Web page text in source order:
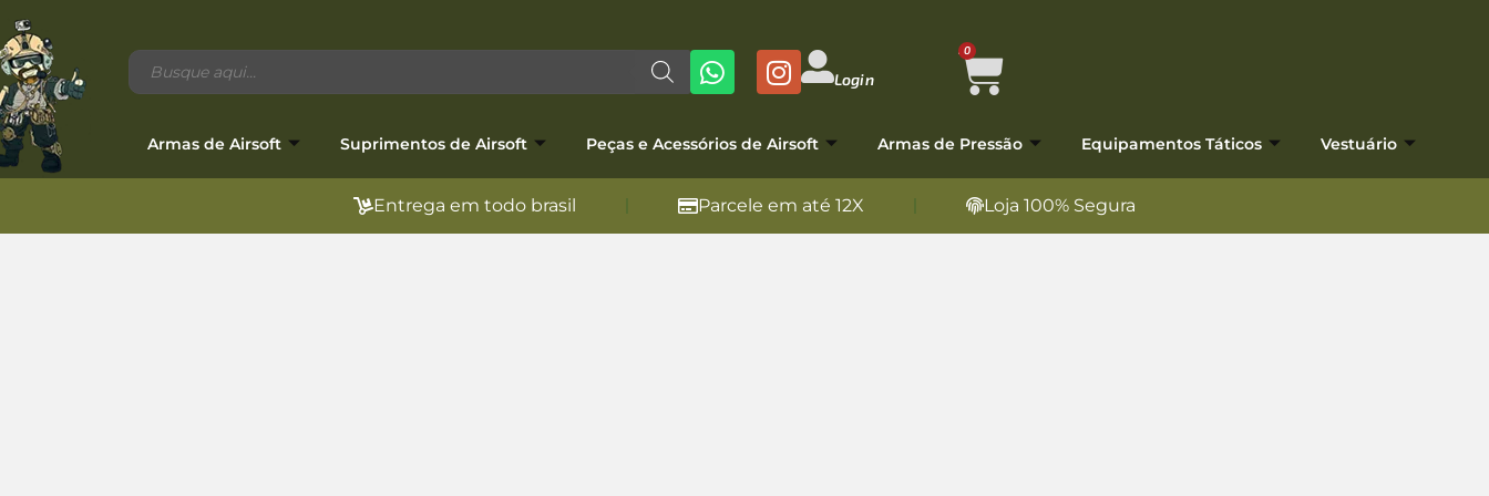
Login
0
Armas de Airsoft Suprimentos de Airsoft Peças e Acessórios de Airsoft Armas de Pressão Equipamentos Táticos Vestuário
Entrega em todo brasil Parcele em até 12X Loja 100% Segura